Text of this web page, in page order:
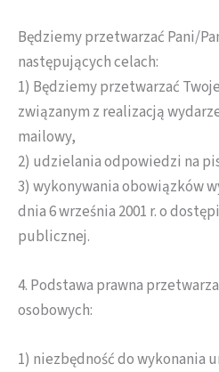
Będziemy przetwarzać Pani/
następujących celach:
1) Będziemy przetwarzać
związanym z realizacją
mailowy,
2) udzielania odpowiedzi na
3) wykonywania obowiązków
dnia 6 września 2001 r. o
publicznej.
4. Podstawa prawna
osobowych:
1) niezbędność do wykonania